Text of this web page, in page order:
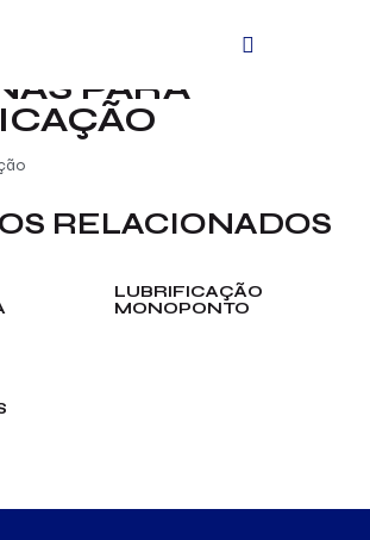
PARA
RELACIONADOS
LUBRIFICAÇÃO
MONOPONTO